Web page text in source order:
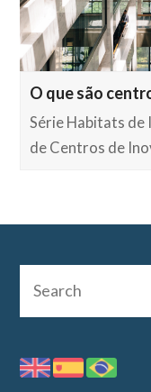
O que são
Série Habitats de
de Centros de